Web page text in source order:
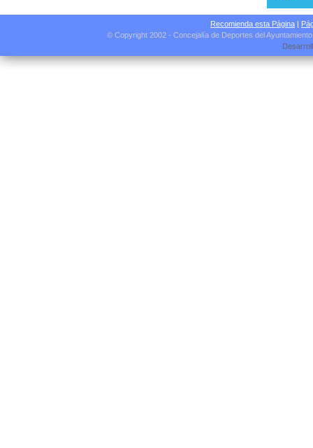
Recomienda esta Página |
© Copyright 2002 - Concejalía de Deportes del